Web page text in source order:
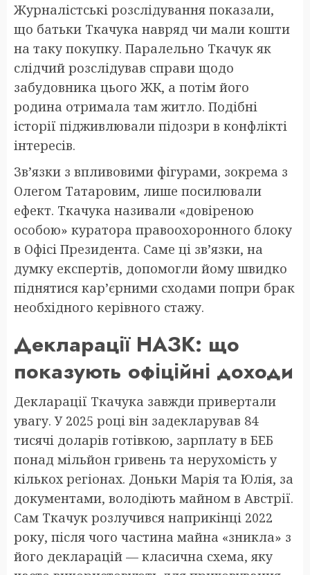
Журналістські розслідування показали,
що батьки Ткачука навряд чи мали кошти
на таку покупку. Паралельно Ткачук як
слідчий розслідував справи щодо
забудовника цього ЖК, а потім його
родина отримала там житло. Подібні
історії підживлювали підозри в конфлікті
інтересів.
Зв’язки з впливовими фігурами, зокрема з
Олегом Татаровим, лише посилювали
ефект. Ткачука називали «довіреною
особою» куратора правоохоронного блоку
в Офісі Президента. Саме ці зв’язки, на
думку експертів, допомогли йому швидко
піднятися кар’єрними сходами попри брак
необхідного керівного стажу.
Декларації НАЗК: що
показують офіційні доходи
Декларації Ткачука завжди привертали
увагу. У 2025 році він задекларував 84
тисячі доларів готівкою, зарплату в БЕБ
понад мільйон гривень та нерухомість у
кількох регіонах. Доньки Марія та Юлія, за
документами, володіють майном в Австрії.
Сам Ткачук розлучився наприкінці 2022
року, після чого частина майна «зникла» з
його декларацій — класична схема, яку